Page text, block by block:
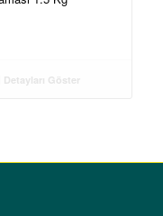
Detayları Göster